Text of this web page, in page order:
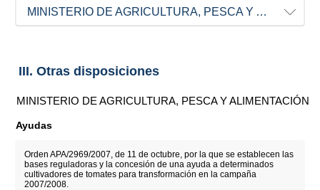
MINISTERIO DE AGRICULTURA, PESCA Y ALIMENTACIÓN
III. Otras disposiciones
MINISTERIO DE AGRICULTURA, PESCA Y ALIMENTACIÓN
Ayudas
Orden APA/2969/2007, de 11 de octubre, por la que se establecen las
bases reguladoras y la concesión de una ayuda a determinados
cultivadores de tomates para transformación en la campaña
2007/2008.